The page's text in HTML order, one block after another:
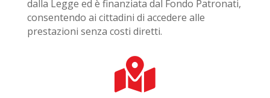
dalla Legge ed è finanziata dal Fondo Patronati,
consentendo ai cittadini di accedere alle
prestazioni senza costi diretti.
